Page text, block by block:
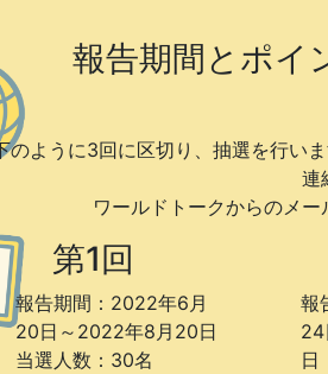
報告期間とポイ
のように3回に区切り、抽選を行い
連
ワールドトークからのメ
第1回
報告期間：2022年6月
20日～2022年8月20日
当選人数：30名
報
日